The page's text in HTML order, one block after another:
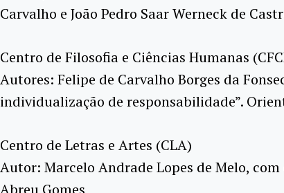
Carvalho e João Pedro Saar Werneck de
Centro de Filosofia e Ciências Humanas
Autores: Felipe de Carvalho Borges da
individualização de responsabilidade”.
Centro de Letras e Artes (CLA)
Autor: Marcelo Andrade Lopes de Melo,
Abreu Gomes